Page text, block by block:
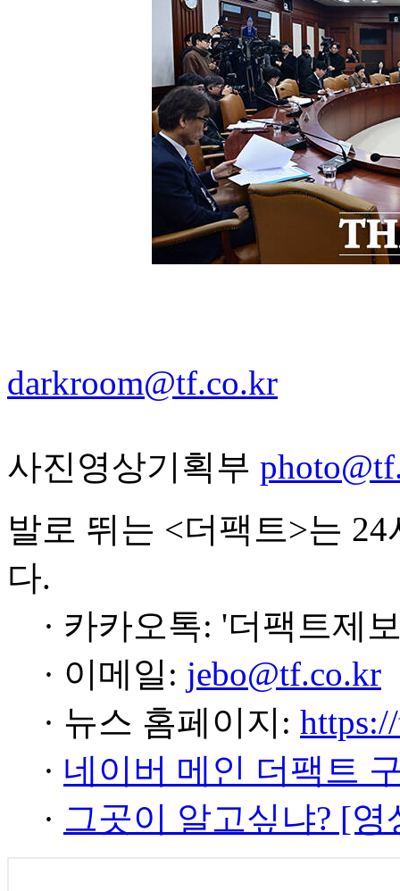
darkroom@tf.co.kr
사진영상기획부
발로 뛰는 <더팩트>는
다.
· 카카오톡: '더팩트제
· 이메일: jebo@tf.co.kr
· 뉴스 홈페이지:
· 네이버 메인 더팩트
· 그곳이 알고싶냐? [